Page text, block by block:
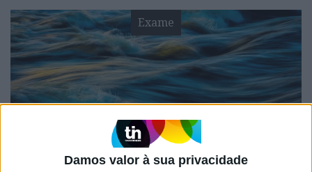
Damos valor à sua privacidade
Exame